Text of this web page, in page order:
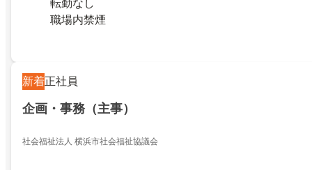
転勤なし
職場内禁煙
新着正社員
企画・事務（主事）
社会福祉法人 横浜市社会福祉協議会